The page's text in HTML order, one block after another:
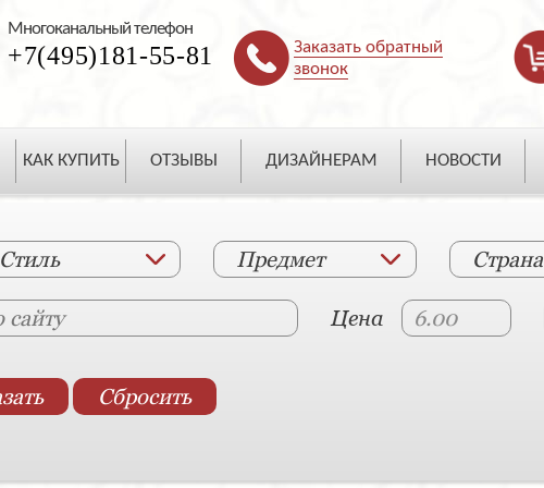
Многоканальный телефон
+7(495)181-55-81
Заказать обратный
звонок
КАК КУПИТЬ ОТЗЫВЫ ДИЗАЙНЕРАМ НОВОСТИ
Стиль Предмет Страна
Цена